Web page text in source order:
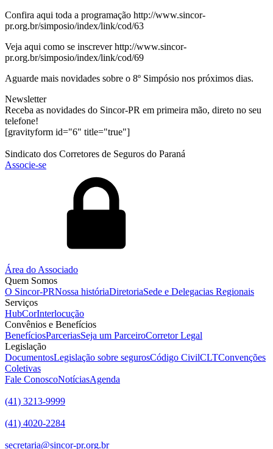
Confira aqui toda a programação http://www.sincor-
pr.org.br/simposio/index/link/cod/63
Veja aqui como se inscrever http://www.sincor-
pr.org.br/simposio/index/link/cod/69
Aguarde mais novidades sobre o 8º Simpósio nos próximos dias.
Newsletter
Receba as novidades do Sincor-PR em primeira mão, direto no seu
telefone!
[gravityform id="6" title="true"]
Sindicato dos Corretores de Seguros do Paraná
Associe-se
Área do Associado
Quem Somos
O Sincor-PRNossa históriaDiretoriaSede e Delegacias Regionais
Serviços
HubCorInterlocução
Convênios e Benefícios
BenefíciosParceriasSeja um ParceiroCorretor Legal
Legislação
DocumentosLegislação sobre segurosCódigo CivilCLTConvenções
Coletivas
Fale ConoscoNotíciasAgenda
(41) 3213-9999
(41) 4020-2284
secretaria@sincor-pr.org.br